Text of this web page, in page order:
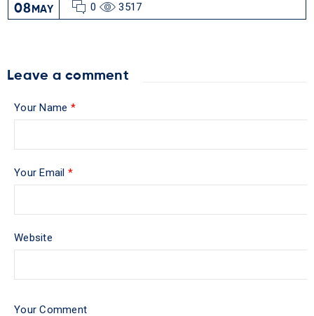
08 MAY 0 3517
Leave a comment
Your Name *
Your Email *
Website
Your Comment